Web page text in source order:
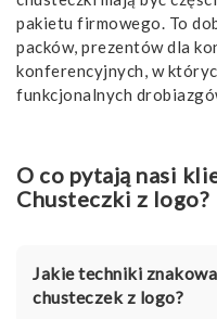
pakietu firmowego. To
packów, prezentów dla
konferencyjnych, w
funkcjonalnych
O co pytają nasi
Chusteczki z logo?
Jakie techniki
chusteczek z logo?